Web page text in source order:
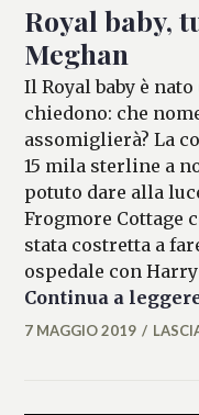
Royal baby,
Meghan
Il Royal baby è
chiedono: che
assomiglierà? La
15 mila sterline a
potuto dare alla
Frogmore Cottage
stata costretta a
ospedale con
Continua a
MATTEO
7 MAGGIO 2019